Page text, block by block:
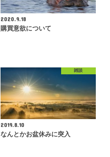
2020.9.18
購買意欲について
雑談
2019.8.10
なんとかお盆休みに突入